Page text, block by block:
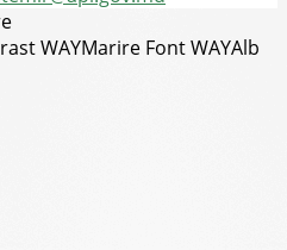
WAYMarire Font WAYAlb